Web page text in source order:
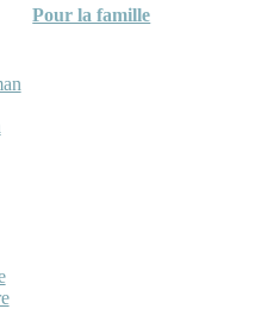
Pour la famille